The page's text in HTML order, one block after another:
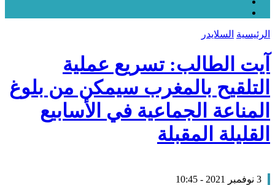
الرئيسية السلايدر
آيت الطالب: تسريع عملية
التلقيح بالمغرب سيمكن من بلوغ
المناعة الجماعية في الأسابيع
القليلة المقبلة
3 نوفمبر 2021 - 10:45